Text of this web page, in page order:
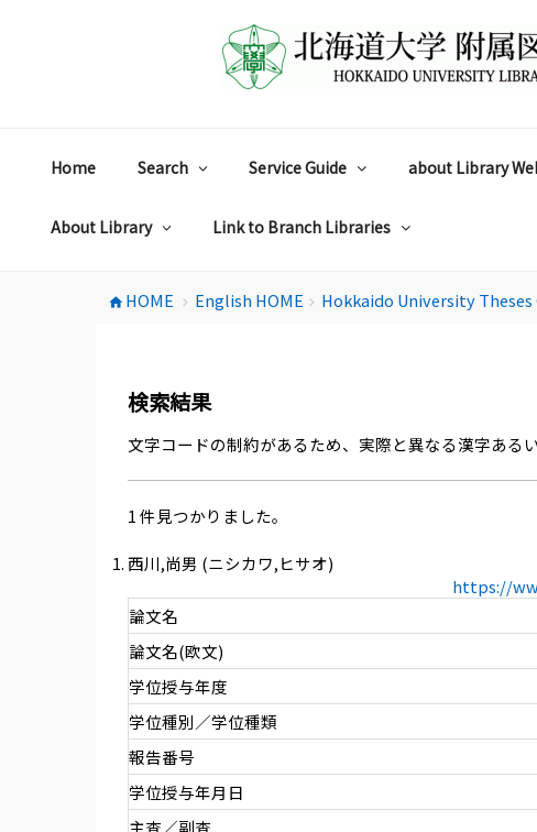
Home Search Service Guide about Library
About Library Link to Branch Libraries
home HOME chevron_right English HOME chevron_right Hokkaido University
検索結果
文字コードの制約があるため、実際と異なる漢字ある
1 件見つかりました。
西川,尚男 (ニシカワ,ヒサオ)
https://
論文名
論文名(欧文)
学位授与年度
学位種別／学位種類
報告番号
学位授与年月日
主査／副査